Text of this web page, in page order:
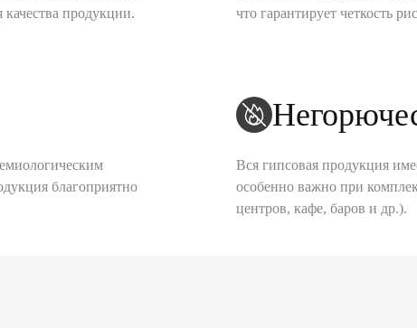
продукции.
что гарантирует четкость
благоприятно
Вся гипсовая продукция
особенно важно при
центров, кафе, баров и др.).